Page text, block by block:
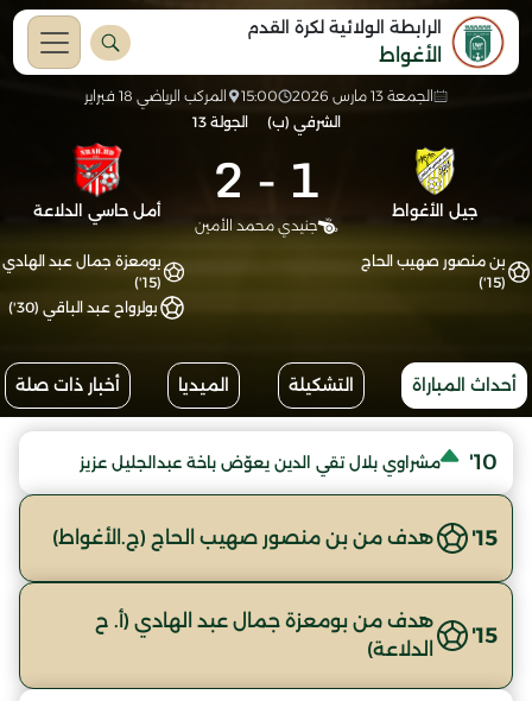
الرابطة الولائية لكرة القدم
الأغواط
الجمعة 13 مارس 2026 15:00
المركب الرياضي 18 فبراير
الشرفي (ب)
الجولة 13
جيل الأغواط 1
-
2
جنيدي محمد الأمين
أمل حاسي الدلاعة
بن منصور صهيب الحاج
(15')
بومعزة جمال عبد الهادي
(15')
بولرواح عبد الباقي (30')
أحداث المباراة التشكيلة الميديا أخبار ذات صلة
10' مشراوي بلال تقي الدين يعوّض باخة عبدالجليل عزيز
15' هدف من بن منصور صهيب الحاج (ج.الأغواط)
15'
هدف من بومعزة جمال عبد الهادي (أ. ح
الدلاعة)